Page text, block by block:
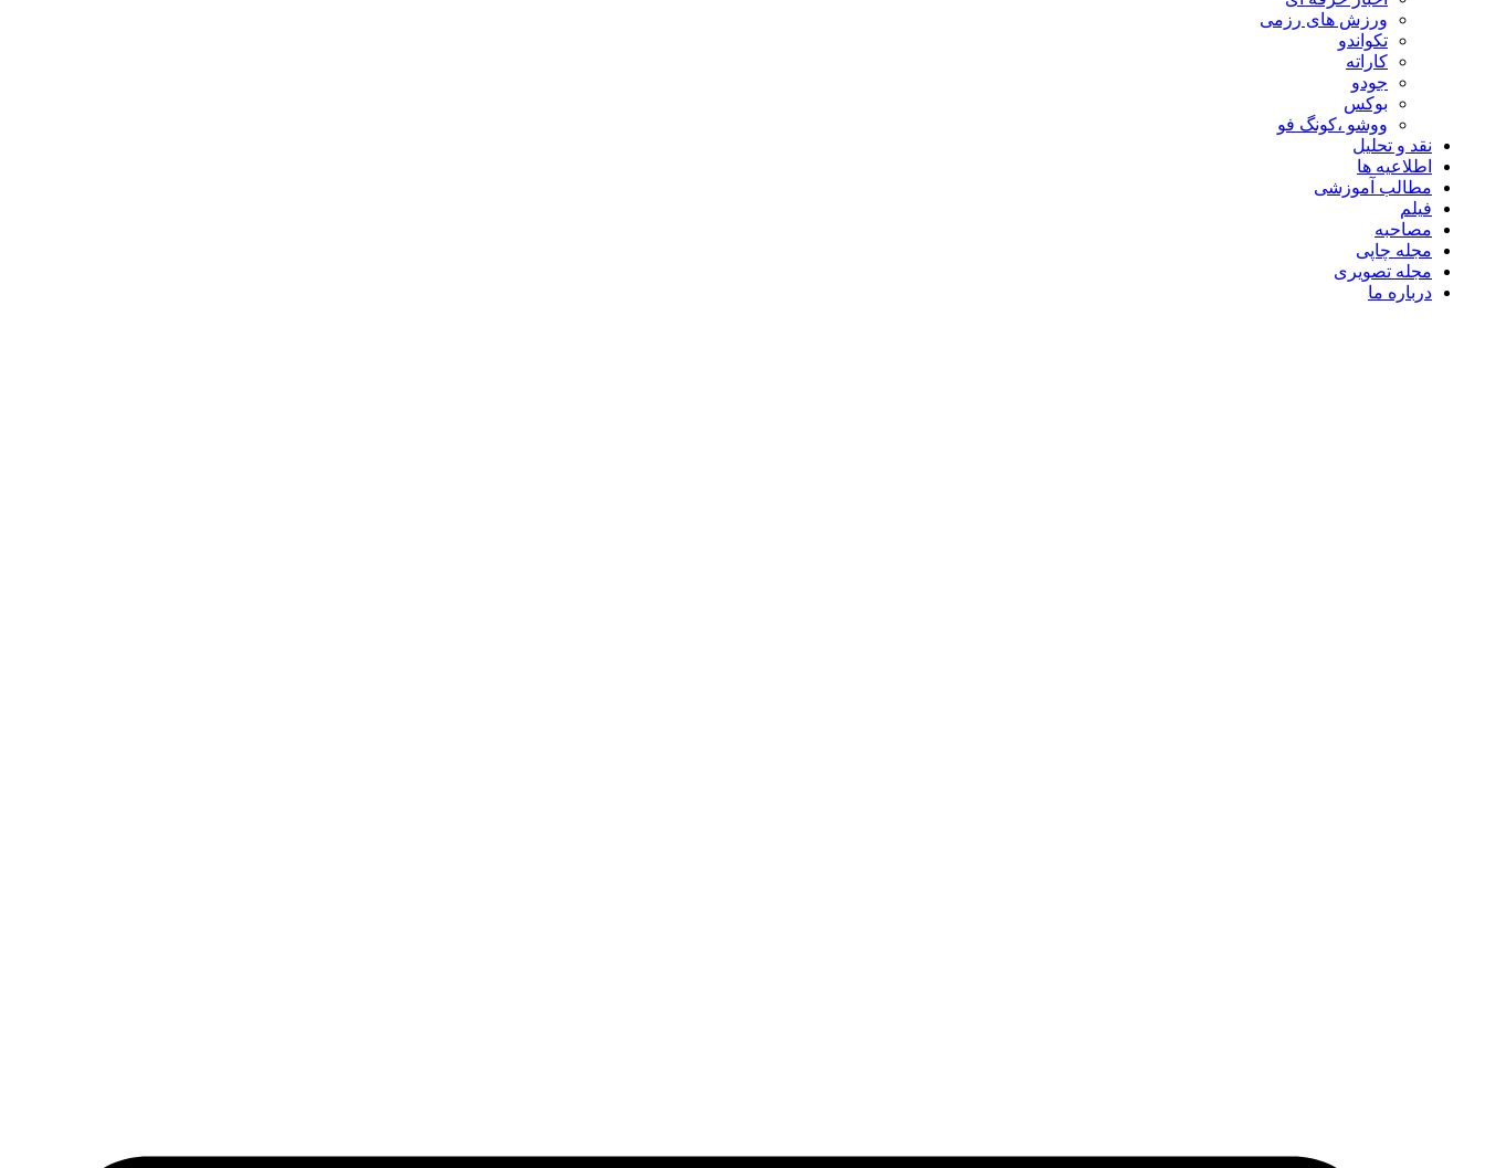
ورزش های رزمی
تکواندو
کاراته
جودو
بوکس
ووشو ،کونگ فو
نقد و تحلیل
اطلاعیه ها
مطالب آموزشی
فیلم
مصاحبه
مجله چاپی
مجله تصویری
درباره ما